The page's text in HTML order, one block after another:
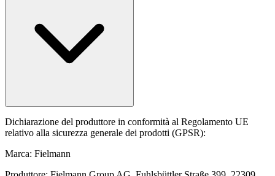
Dichiarazione del produttore in conformità al Regolamento UE
relativo alla sicurezza generale dei prodotti (GPSR):
Marca: Fielmann